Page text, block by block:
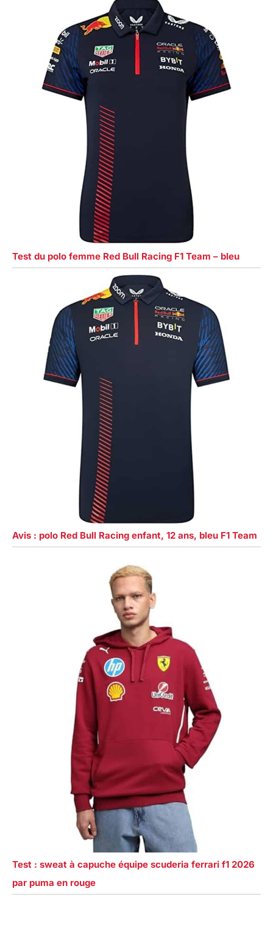
Test du polo femme Red Bull Racing F1 Team – bleu
Avis : polo Red Bull Racing enfant, 12 ans, bleu F1 Team
Test : sweat à capuche équipe scuderia ferrari f1 2026
par puma en rouge